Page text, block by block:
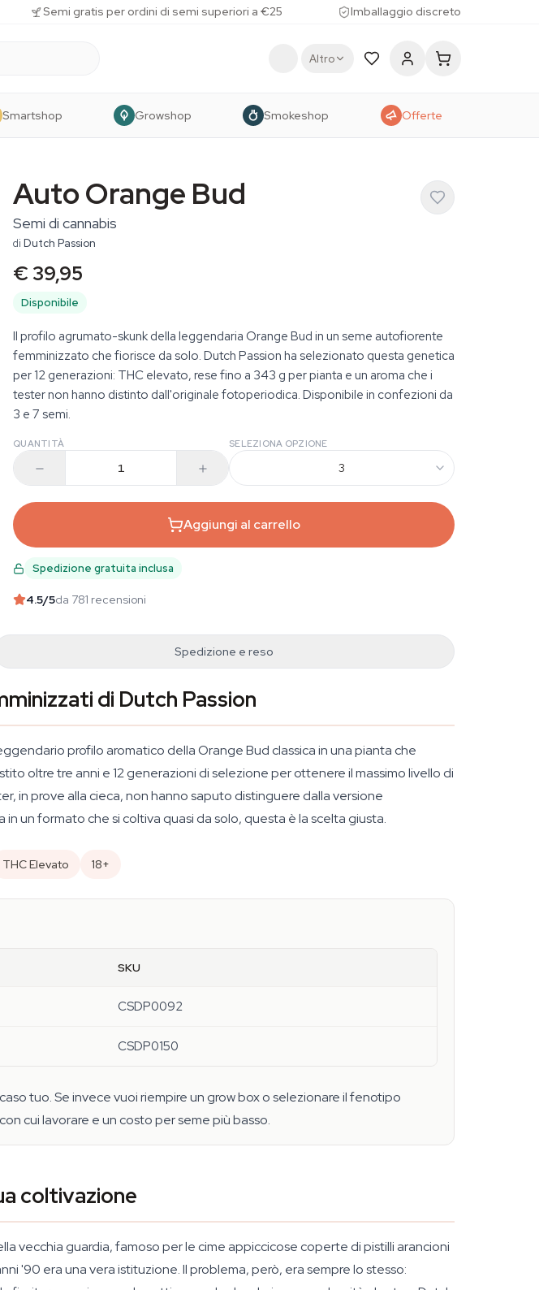
Semi gratis per ordini di semi superiori a €25 Imballaggio discreto
Altro
Smartshop Growshop Smokeshop Offerte
Auto Orange Bud
Semi di cannabis
di Dutch Passion
€ 39,95
Disponibile
Il profilo agrumato-skunk della leggendaria Orange Bud in un seme autofiorente
femminizzato che fiorisce da solo. Dutch Passion ha selezionato questa genetica
per 12 generazioni: THC elevato, rese fino a 343 g per pianta e un aroma che i
tester non hanno distinto dall'originale fotoperiodica. Disponibile in confezioni da
3 e 7 semi.
QUANTITÀ SELEZIONA OPZIONE
3
Aggiungi al carrello
Spedizione gratuita inclusa
4.5/5da 781 recensioni
Spedizione e reso
di Dutch Passion
profilo aromatico della Orange Bud classica in una pianta che
oltre tre anni e 12 generazioni di selezione per ottenere il massimo livello di
in prove alla cieca, non hanno saputo distinguere dalla versione
un formato che si coltiva quasi da solo, questa è la scelta giusta.
THC Elevato 18+
SKU
CSDP0092
CSDP0150
tuo. Se invece vuoi riempire un grow box o selezionare il fenotipo
cui lavorare e un costo per seme più basso.
coltivazione
vecchia guardia, famoso per le cime appiccicose coperte di pistilli arancioni
'90 era una vera istituzione. Il problema, però, era sempre lo stesso: